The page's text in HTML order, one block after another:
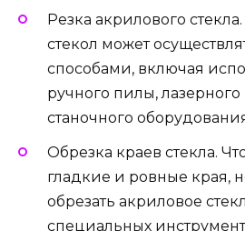
Резка акрилового
стекол может
способами, включая
ручного пилы, лазерного
станочного
Обрезка краев стекла.
гладкие и ровные края,
обрезать акриловое
специальных